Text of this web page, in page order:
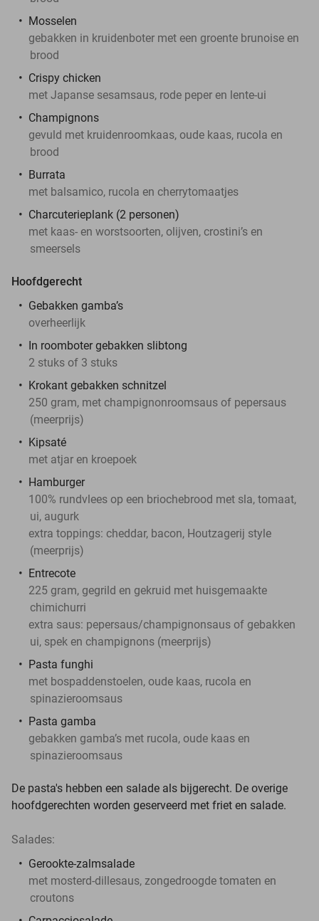
Mosselen
gebakken in kruidenboter met een groente brunoise en
brood
Crispy chicken
met Japanse sesamsaus, rode peper en lente-ui
Champignons
gevuld met kruidenroomkaas, oude kaas, rucola en
brood
Burrata
met balsamico, rucola en cherrytomaatjes
Charcuterieplank (2 personen)
met kaas- en worstsoorten, olijven, crostini’s en
smeersels
Hoofdgerecht
Gebakken gamba’s
overheerlijk
In roomboter gebakken slibtong
2 stuks of 3 stuks
Krokant gebakken schnitzel
250 gram, met champignonroomsaus of pepersaus
(meerprijs)
Kipsaté
met atjar en kroepoek
Hamburger
100% rundvlees op een briochebrood met sla, tomaat,
ui, augurk
extra toppings: cheddar, bacon, Houtzagerij style
(meerprijs)
Entrecote
225 gram, gegrild en gekruid met huisgemaakte
chimichurri
extra saus: pepersaus/champignonsaus of gebakken
ui, spek en champignons (meerprijs)
Pasta funghi
met bospaddenstoelen, oude kaas, rucola en
spinazieroomsaus
Pasta gamba
gebakken gamba’s met rucola, oude kaas en
spinazieroomsaus
De pasta's hebben een salade als bijgerecht. De overige
hoofdgerechten worden geserveerd met friet en salade.
Salades:
Gerookte-zalmsalade
met mosterd‑dillesaus, zongedroogde tomaten en
croutons